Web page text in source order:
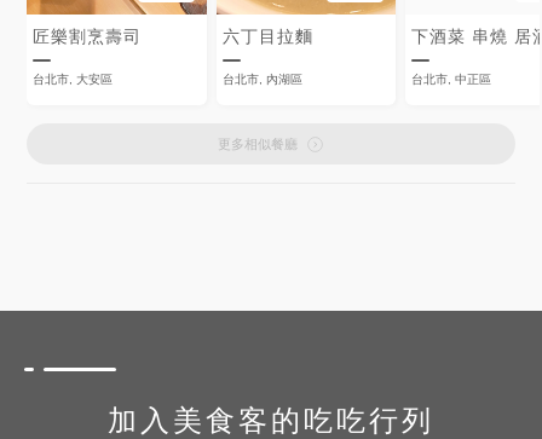
匠樂割烹壽司
台北市, 大安區
六丁目拉麵
台北市, 內湖區
下酒菜 串燒 居
台北市, 中正區
更多相似餐廳
加入美食客的吃吃行列